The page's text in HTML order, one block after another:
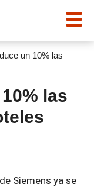
un 10% las
las
Siemens ya se